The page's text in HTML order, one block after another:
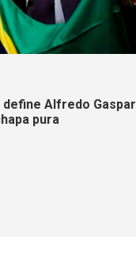
Alfredo Gaspar
pura